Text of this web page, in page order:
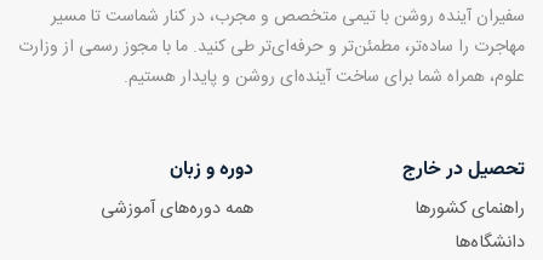
سفیران آینده روشن با تیمی متخصص و مجرب، در کنار شماست تا مسیر
مهاجرت را ساده‌تر، مطمئن‌تر و حرفه‌ای‌تر طی کنید. ما با مجوز رسمی از وزارت
علوم، همراه شما برای ساخت آینده‌ای روشن و پایدار هستیم.
تحصیل در خارج
راهنمای کشورها
دانشگاه‌ها
دوره و زبان
همه دوره‌های آموزشی